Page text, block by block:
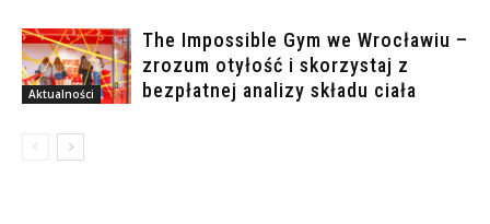
Aktualności
The Impossible Gym we Wrocławiu –
zrozum otyłość i skorzystaj z
bezpłatnej analizy składu ciała